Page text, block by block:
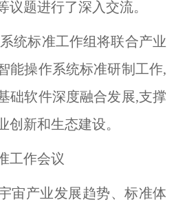
议题进行了深入交流。
统标准工作组将联合产业
能操作系统标准研制工作,
础软件深度融合发展,支撑
创新和生态建设。
工作会议
宙产业发展趋势、标准体